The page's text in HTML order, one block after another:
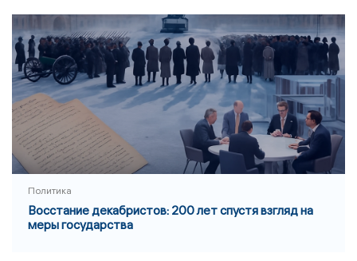
Политика
Восстание декабристов: 200 лет спустя взгляд на
меры государства